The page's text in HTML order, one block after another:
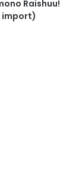
Raishuu!
import)